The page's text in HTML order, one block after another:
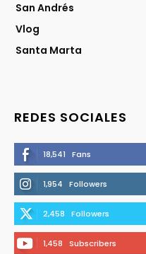
San Andrés
Vlog
Santa Marta
REDES SOCIALES
18,541 Fans
1,954 Followers
2,458 Followers
1,458 Subscribers